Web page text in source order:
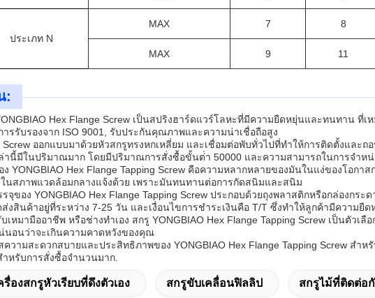
ประเภท N
MAX 7 8
MAX 9 11
:
Hex Flange Screw เป็นสปริงฮาร์ดแวร์โลหะที่มีความยืดหยุ่นและทนทาน
ารรับรองจาก ISO 9001, รับประกันคุณภาพและความน่าเชื่อถือสูง
Screw ออกแบบมาด้วยหัวสกรูทรงหกเหลี่ยม และเชื่อมต่อพับทั่วไปที่ทําให้การติดตั้งและ
านี้มีในปริมาณมาก โดยมีปริมาณการสั่งซื้อขั้นต่ํา 50000 และความสามารถในการจําห
YONGBIAO Hex Flange Tapping Screw คือความหลากหลายของมันในแง่ของโอก
นสภาพแวดล้อมกลางแจ้งด้วย เพราะมันทนทานต่อการกัดสนิมและสนิม
รจุของ YONGBIAO Hex Flange Tapping Screw ประกอบด้วยถุงพลาสติกหรือกล่องก
ส่งสินค้าอยู่ที่ระหว่าง 7-25 วัน และเงื่อนไขการชําระเงินคือ T/T ซึ่งทําให้ลูกค้ามีความ
เหมามืออาชีพ หรือช่างทําเอง สกรู YONGBIAO Hex Flange Tapping Screw เป็นตัว
อนว่าจะเกินความคาดหวังของคุณ
วามสะดวกสบายและประสิทธิภาพของ YONGBIAO Hex Flange Tapping Screw สําห
าหรับการสั่งซื้อจํานวนมาก.
รื่องสกรูหัวเรียบที่ดึงตัวเอง สกรูขับเคลื่อนฟิลลิป สกรูไม้ที่ติดต่อกั